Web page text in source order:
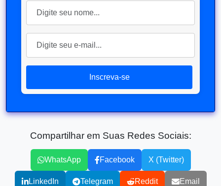
Inscreva-se
Compartilhar em Suas Redes Sociais:
WhatsApp Facebook X (Twitter)
LinkedIn Telegram Reddit Email